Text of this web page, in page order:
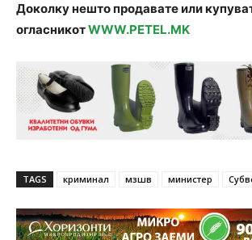
Доколку нешто продавате или
огласникотWWW.PETEL.MK
TAGS криминал мзшв министер